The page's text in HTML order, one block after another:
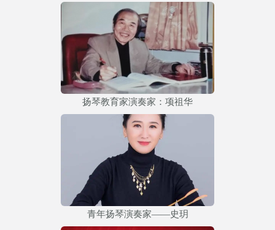
扬琴教育家演奏家：项祖华
青年扬琴演奏家——史玥